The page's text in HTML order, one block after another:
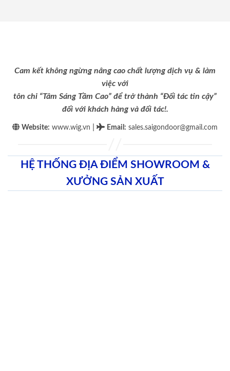
Cam kết không ngừng nâng cao chất lượng dịch vụ & làm
việc với
tôn chỉ “Tâm Sáng Tầm Cao” để trở thành “Đối tác tin cậy”
đối với khách hàng và đối tác!.
Website: www.wig.vn Email : sales.saigondoor@gmail.com
HỆ THỐNG ĐỊA ĐIỂM SHOWROOM &
XƯỞNG SẢN XUẤT